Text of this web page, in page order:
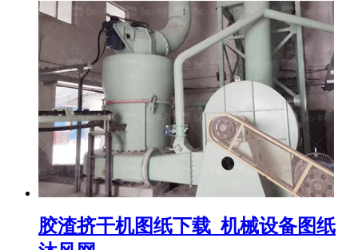
胶渣挤干机图纸下载_机械设备图纸